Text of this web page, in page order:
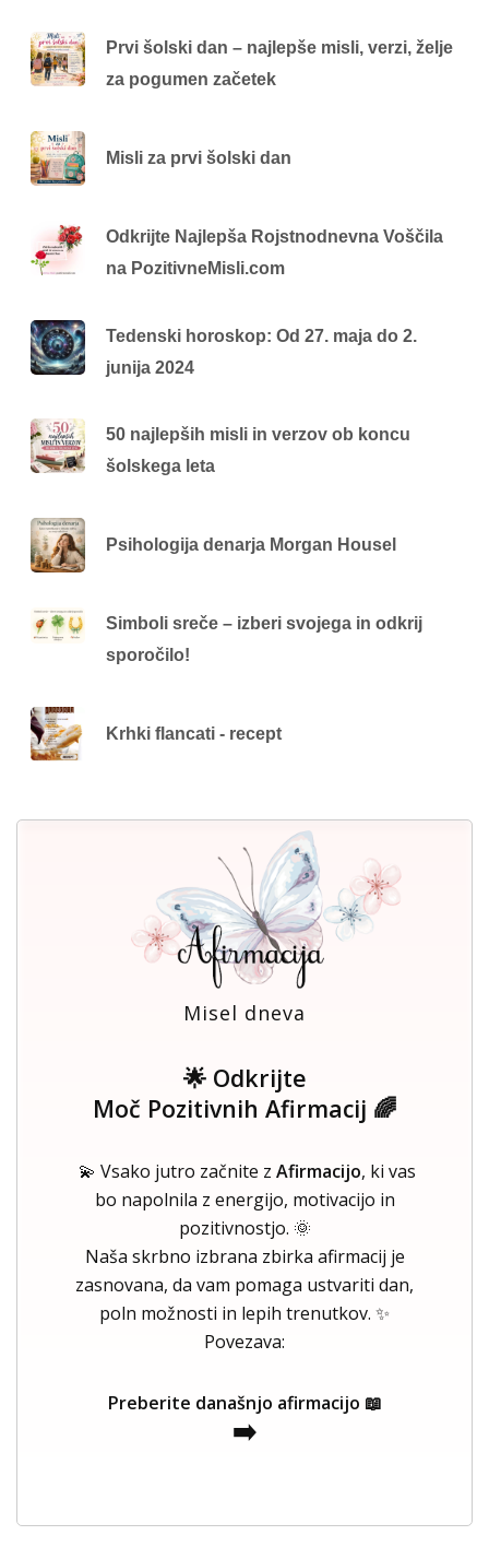
Prvi šolski dan – najlepše misli, verzi, želje
za pogumen začetek
Misli za prvi šolski dan
Odkrijte Najlepša Rojstnodnevna Voščila
na PozitivneMisli.com
Tedenski horoskop: Od 27. maja do 2.
junija 2024
50 najlepših misli in verzov ob koncu
šolskega leta
Psihologija denarja Morgan Housel
Simboli sreče – izberi svojega in odkrij
sporočilo!
Krhki flancati - recept
Misel dneva
🌟 Odkrijte
Moč Pozitivnih Afirmacij 🌈
💫 Vsako jutro začnite z Afirmacijo, ki vas
bo napolnila z energijo, motivacijo in
pozitivnostjo. 🌞
Naša skrbno izbrana zbirka afirmacij je
zasnovana, da vam pomaga ustvariti dan,
poln možnosti in lepih trenutkov. ✨
Povezava:
Preberite današnjo afirmacijo 📖
➡️